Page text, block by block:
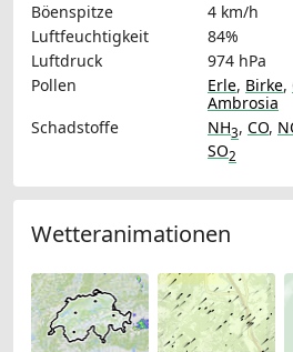
Böenspitze
4 km/h
Luftfeuchtigkeit
84%
Luftdruck
974 hPa
Pollen
Erle, Birke,
Ambrosia
Schadstoffe
NH3, CO,
SO2
Wetteranimationen